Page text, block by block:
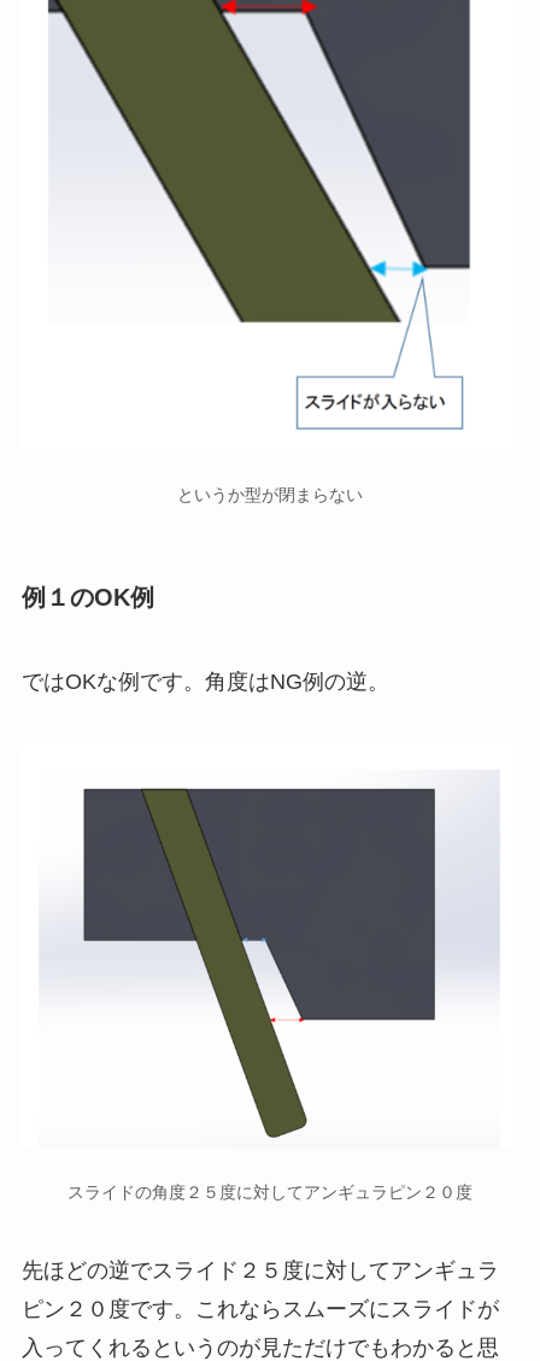
というか型が閉まらない
例１のOK例
ではOKな例です。角度はNG例の逆。
スライドの角度２５度に対してアンギュラピン２０度
先ほどの逆でスライド２５度に対してアンギュラ
ピン２０度です。これならスムーズにスライドが
入ってくれるというのが見ただけでもわかると思